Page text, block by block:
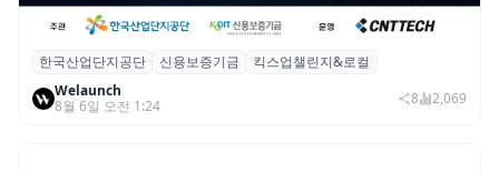
산단공·신보, 2026 ‘킥스업 챌린지&로컬’ 참
여 스타트업 모집
한국산업단지공단 신용보증기금
킥스업챌린지&로컬
Welaunch
8월 6일 오전 1:24
8 2,069